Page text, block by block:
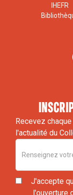
IHEFR
Recevez
l'actualité du
J'accepte
l'ouverture